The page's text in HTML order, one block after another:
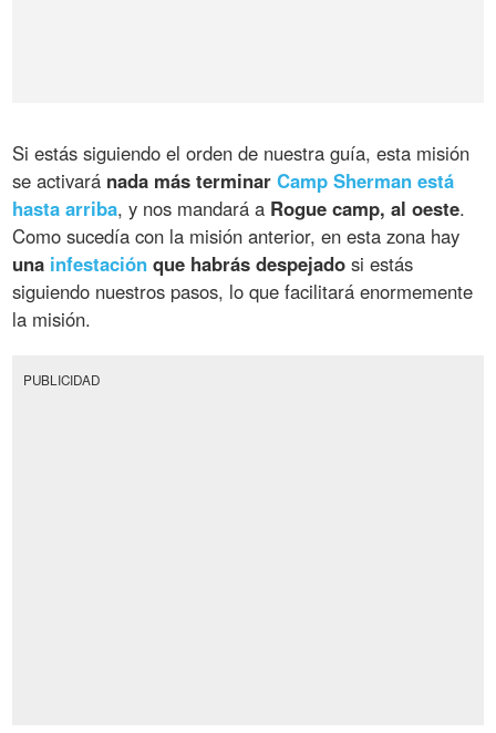
Si estás siguiendo el orden de nuestra guía, esta misión
se activará nada más terminarCamp Sherman está
hasta arriba, y nos mandará a Rogue camp, al oeste.
Como sucedía con la misión anterior, en esta zona hay
una infestación que habrás despejado si estás
siguiendo nuestros pasos, lo que facilitará enormemente
la misión.
PUBLICIDAD